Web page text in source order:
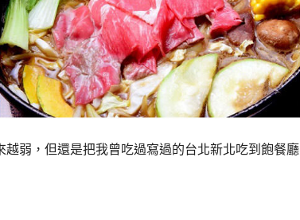
弱，但還是把我曾吃過寫過的台北新北吃到飽餐廳